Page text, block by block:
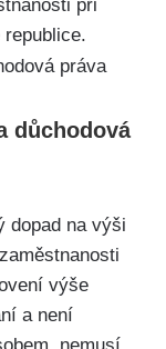
při
důchodová
dopad na výši
výše
a není